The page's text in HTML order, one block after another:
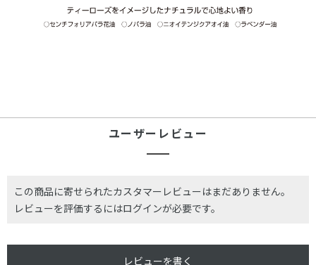
ユーザーレビュー
この商品に寄せられたカスタマーレビューはまだありません。
レビューを評価するにはログインが必要です。
レビューを書く